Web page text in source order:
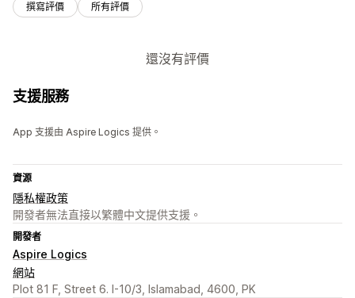
撰寫評價 所有評價
還沒有評價
支援服務
App 支援由 Aspire Logics 提供。
資源
隱私權政策
開發者無法直接以繁體中文提供支援。
開發者
Aspire Logics
網站
Plot 81 F, Street 6. I-10/3, Islamabad, 4600, PK